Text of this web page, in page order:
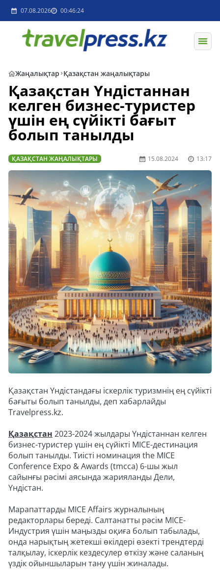
07.08.2026 00:46:24
Жаңалықтар Қазақстан жаңалықтары
Қазақстан Үндістаннан
келген бизнес-туристер
үшін ең сүйікті бағыт
болып танылды
ҚАЗАҚСТАН ЖАҢАЛЫҚТАРЫ 15.08.2024 13:17
Қазақстан Үндістандағы іскерлік туризмнің ең сүйікті
бағыты болып танылды, деп хабарлайды
Travelpress.kz.
Қазақстан 2023-2024 жылдары Үндістаннан келген
бизнес-туристер үшін ең сүйікті MICE-дестинация
болып танылды. Тиісті номинация the MICE
Conference Expo & Awards (tmcca) 6-шы жыл
сайынғы рәсімі аясында жарияланды Дели,
Үндістан.
Марапаттарды MICE Affairs журналының
редакторлары береді. Салтанатты рәсім MICE-
Индустрия үшін маңызды оқиға болып табылады,
онда нарықтың жетекші өкілдері өзекті трендтерді
талқылау, іскерлік кездесулер өткізу және саланың
үздік ойыншыларын тану үшін жиналады.